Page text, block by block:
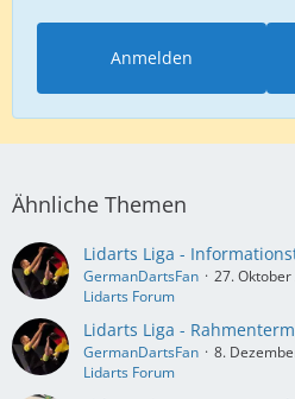
Anmelden
Ähnliche Themen
Lidarts Liga -
GermanDartsFan
27.
Lidarts Forum
Lidarts Liga -
GermanDartsFan
8.
Lidarts Forum